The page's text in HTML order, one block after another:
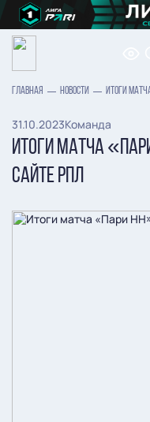
ГЛАВНАЯ НОВОСТИ ИТОГИ
31.10.2023Команда
ИТОГИ МАТЧА
САЙТЕ РПЛ